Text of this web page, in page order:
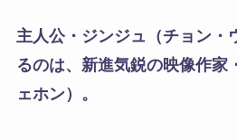
主人公・ジンジュ（チョン・
るのは、新進気鋭の映像作家
ェホン）。